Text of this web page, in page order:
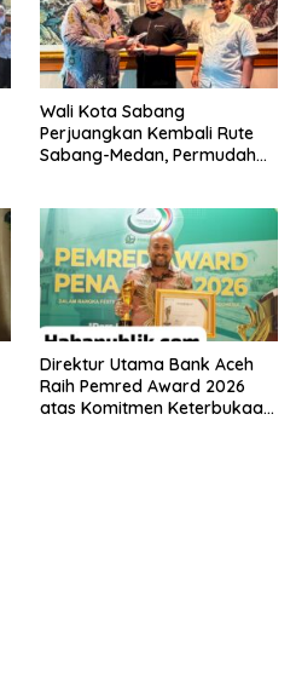
Wali Kota Sabang
Perjuangkan Kembali Rute
Sabang-Medan, Permudah
Direktur Utama Bank Aceh
Raih Pemred Award 2026
atas Komitmen Keterbukaan